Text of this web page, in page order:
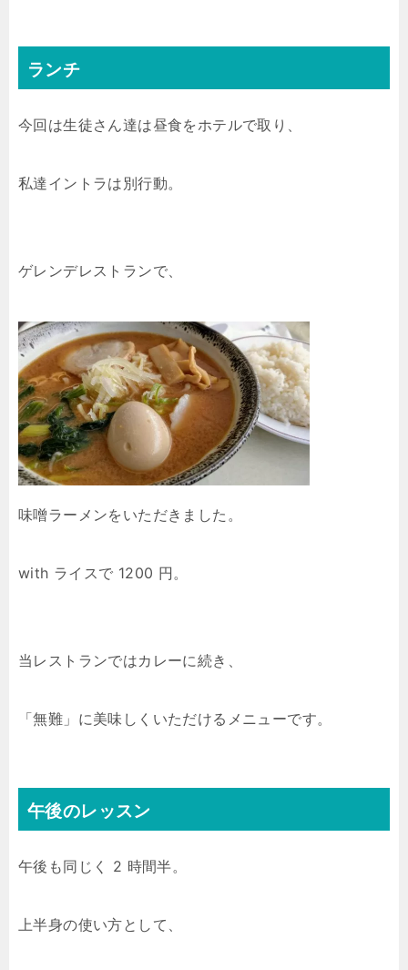
ランチ
今回は生徒さん達は昼食をホテルで取り、
私達イントラは別行動。
ゲレンデレストランで、
味噌ラーメンをいただきました。
with ライスで 1200 円。
当レストランではカレーに続き、
「無難」に美味しくいただけるメニューです。
午後のレッスン
午後も同じく 2 時間半。
上半身の使い方として、